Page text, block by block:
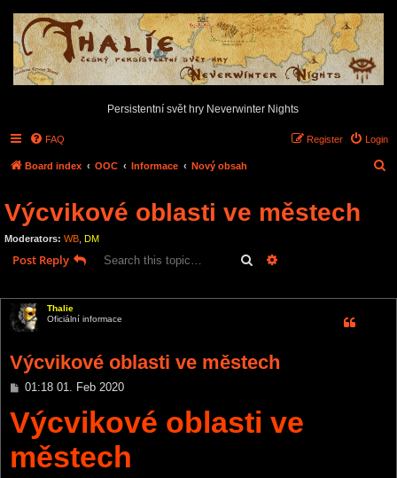
Persistentní svět hry Neverwinter Nights
FAQ Login
Register
Board index OOC Informace Nový obsah
Výcvikové oblasti ve městech
Moderators: WB DM
Post Reply Search
Thalie
Oficiální informace
Výcvikové oblasti ve městech
P
s
t
01:18 01. Feb 2020
Výcvikové oblasti ve
městech